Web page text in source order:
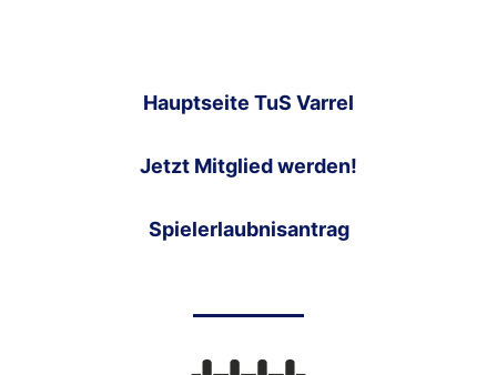
Hauptseite TuS Varrel
Jetzt Mitglied werden!
Spielerlaubnisantrag